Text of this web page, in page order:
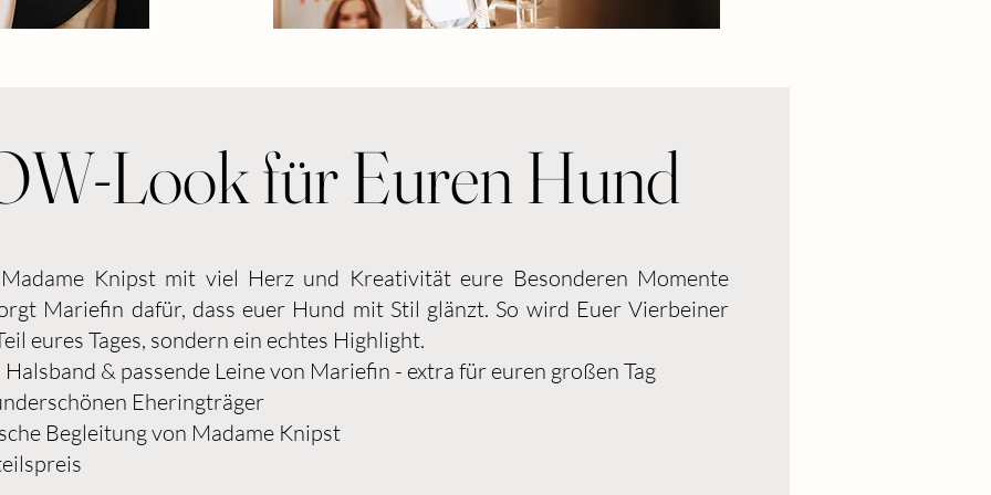
Look für Euren Hund
Knipst mit viel Herz und Kreativität eure Besonderen Momente
Mariefin dafür, dass euer Hund mit Stil glänzt. So wird Euer Vierbeiner
eures Tages, sondern ein echtes Highlight.
& passende Leine von Mariefin - extra für euren großen Tag
Eheringträger
Begleitung von Madame Knipst